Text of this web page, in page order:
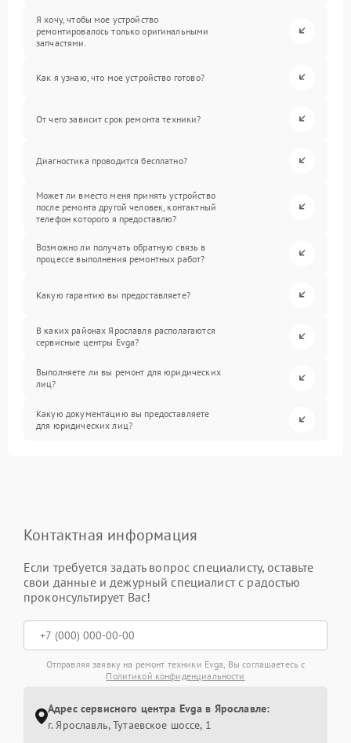
Я хочу, чтобы мое устройство
ремонтировалось только оригинальными
запчастями.
Как я узнаю, что мое устройство готово?
От чего зависит срок ремонта техники?
Диагностика проводится бесплатно?
Может ли вместо меня принять устройство
после ремонта другой человек, контактный
телефон которого я предоставлю?
Возможно ли получать обратную связь в
процессе выполнения ремонтных работ?
Какую гарантию вы предоставляете?
В каких районах Ярославля располагаются
сервисные центры Evga?
Выполняете ли вы ремонт для юридических
лиц?
Какую документацию вы предоставляете
для юридических лиц?
Контактная информация
Если требуется задать вопрос специалисту, оставьте
свои данные и дежурный специалист с радостью
проконсультирует Вас!
Отправляя заявку на ремонт техники Evga, Вы соглашаетесь с
Политикой конфиденциальности
Адрес сервисного центра Evga в Ярославле:
г. Ярославль, Тутаевское шоссе, 1